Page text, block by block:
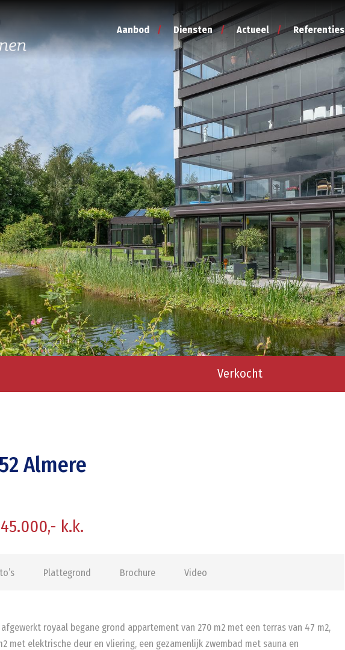
Aanbod Diensten Actueel Referenties
Verkocht
Almere
k.k.
Plattegrond Brochure Video
royaal begane grond appartement van 270 m2 met een terras van 47 m2,
met elektrische deur en vliering, een gezamenlijk zwembad met sauna en